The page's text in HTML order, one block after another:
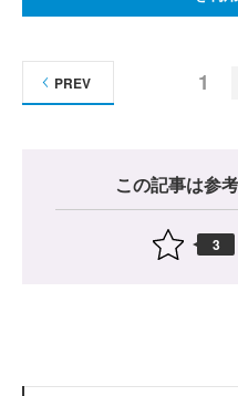
1
PREV
この記事は参
3